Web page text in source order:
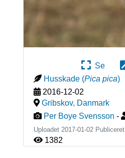
Se
Husskade (Pica pica)
2016-12-02
Gribskov, Danmark
Per Boye Svensson -
Uploadet 2017-01-02 Publiceret
1382